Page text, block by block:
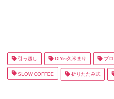
引っ越し DIYer久米まり ブロ
SLOW COFFEE 折りたたみ式